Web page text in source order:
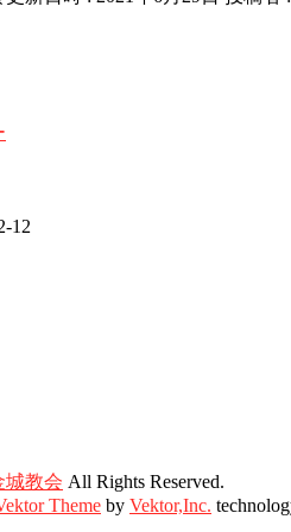
12
城教会 All Rights Reserved.
Theme by Vektor,Inc.